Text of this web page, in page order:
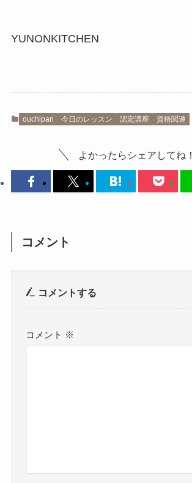
YUNONKITCHEN
ouchipan 今日のレッスン 認定講座 資格関連
よかったらシェアしてね！
コメント
コメントする
コメント ※